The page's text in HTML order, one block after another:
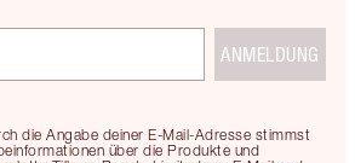
die Angabe deiner E-Mail-Adresse stimmst
über die Produkte und
ANMELDUNG